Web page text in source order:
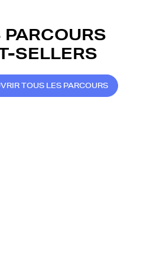
PARCOURS
SELLERS
VRIRTOUS LES PARCOURS